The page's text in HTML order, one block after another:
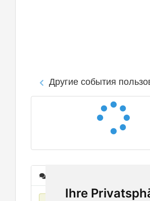
Ihre
Другие события